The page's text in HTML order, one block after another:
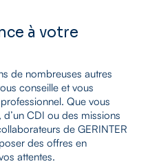
à votre
de nombreuses autres
conseille et vous
Que vous
CDI ou des missions
de GERINTER
des offres en
attentes.